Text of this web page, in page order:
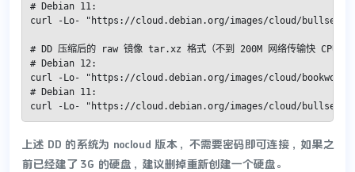
# Debian 11:
curl -Lo- "https://cloud.debian.org/images/cloud/bullseye/
# DD 压缩后的 raw 镜像 tar.xz 格式（不到 200M 网络传输快 CPU 占
# Debian 12:
curl -Lo- "https://cloud.debian.org/images/cloud/
# Debian 11:
curl -Lo- "https://cloud.debian.org/images/cloud/bullseye/
上述 DD 的系统为 nocloud 版本，不需要密码即可连接，如果之
前已经建了 3G 的硬盘，建议删掉重新创建一个硬盘。